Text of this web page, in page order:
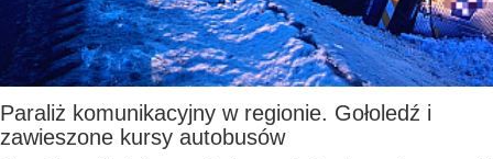
Paraliż komunikacyjny w regionie. Gołoledź i
zawieszone kursy autobusów